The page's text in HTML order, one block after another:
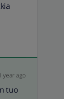
year ago
tuo